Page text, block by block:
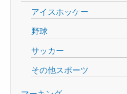
アイスホッケー
野球
サッカー
その他スポーツ